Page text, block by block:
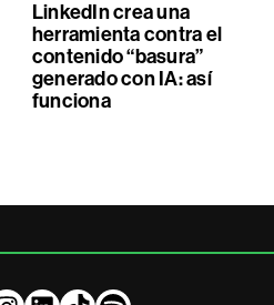
LinkedIn crea una
herramienta contra el
contenido “basura”
generado con IA: así
funciona